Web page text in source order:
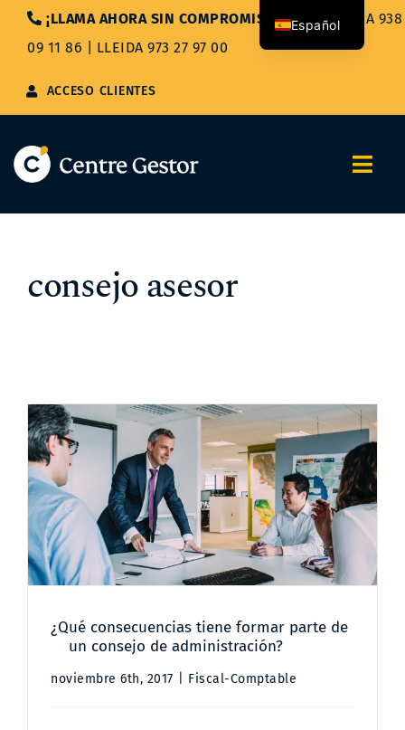
Saltar
contenido
¡LLAMA AHORA SIN COMPROMISO!|BARCELONA 938
09 11 86
LLEIDA 973 27 97 00
ACCESO CLIENTES
Servicios
Contacto
consejo asesor
¿Qué consecuencias tiene formar
parte de un consejo de
administración?
¿Qué consecuencias tiene formar parte de
un consejo de administración?
noviembre 6th, 2017 Fiscal-Comptable
Español
Català